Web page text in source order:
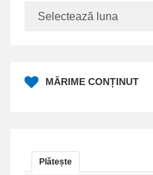
MĂRIME CONȚINUT
Plătește